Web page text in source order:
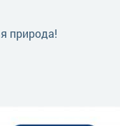
природа!